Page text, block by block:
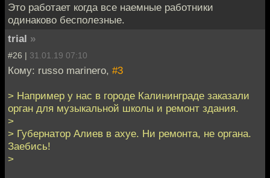
Это работает когда все наемные работники
одинаково бесполезные.
trial »
#26 | 31.01.19 07:10
Кому: russo marinero, #3
> Например у нас в городе Калининграде заказали
орган для музыкальной школы и ремонт здания.
>
> Губернатор Алиев в ахуе. Ни ремонта, не органа.
Заебись!
>